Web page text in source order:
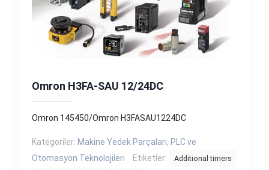
Omron H3FA-SAU 12/24DC
Omron 145450/Omron H3FASAU1224DC
Kategoriler: Makine Yedek Parçaları, PLC ve
Otomasyon Teknolojileri
Etiketler: Additional timers